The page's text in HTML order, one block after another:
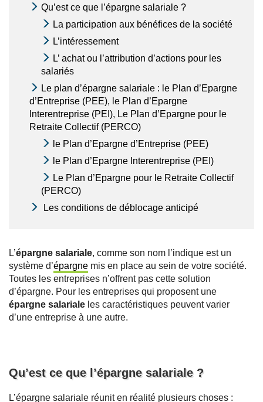
Qu’est ce que l’épargne salariale ?
La participation aux bénéfices de la société
L’intéressement
L’ achat ou l’attribution d’actions pour les
salariés
Le plan d’épargne salariale : le Plan d’Epargne
d’Entreprise (PEE), le Plan d’Epargne
Interentreprise (PEI), Le Plan d’Epargne pour le
Retraite Collectif (PERCO)
le Plan d’Epargne d’Entreprise (PEE)
le Plan d’Epargne Interentreprise (PEI)
Le Plan d’Epargne pour le Retraite Collectif
(PERCO)
Les conditions de déblocage anticipé
L’épargne salariale, comme son nom l’indique est un
système d’épargne mis en place au sein de votre société.
Toutes les entreprises n’offrent pas cette solution
d’épargne. Pour les entreprises qui proposent une
épargne salariale les caractéristiques peuvent varier
d’une entreprise à une autre.
Qu’est ce que l’épargne salariale ?
L’épargne salariale réunit en réalité plusieurs choses :